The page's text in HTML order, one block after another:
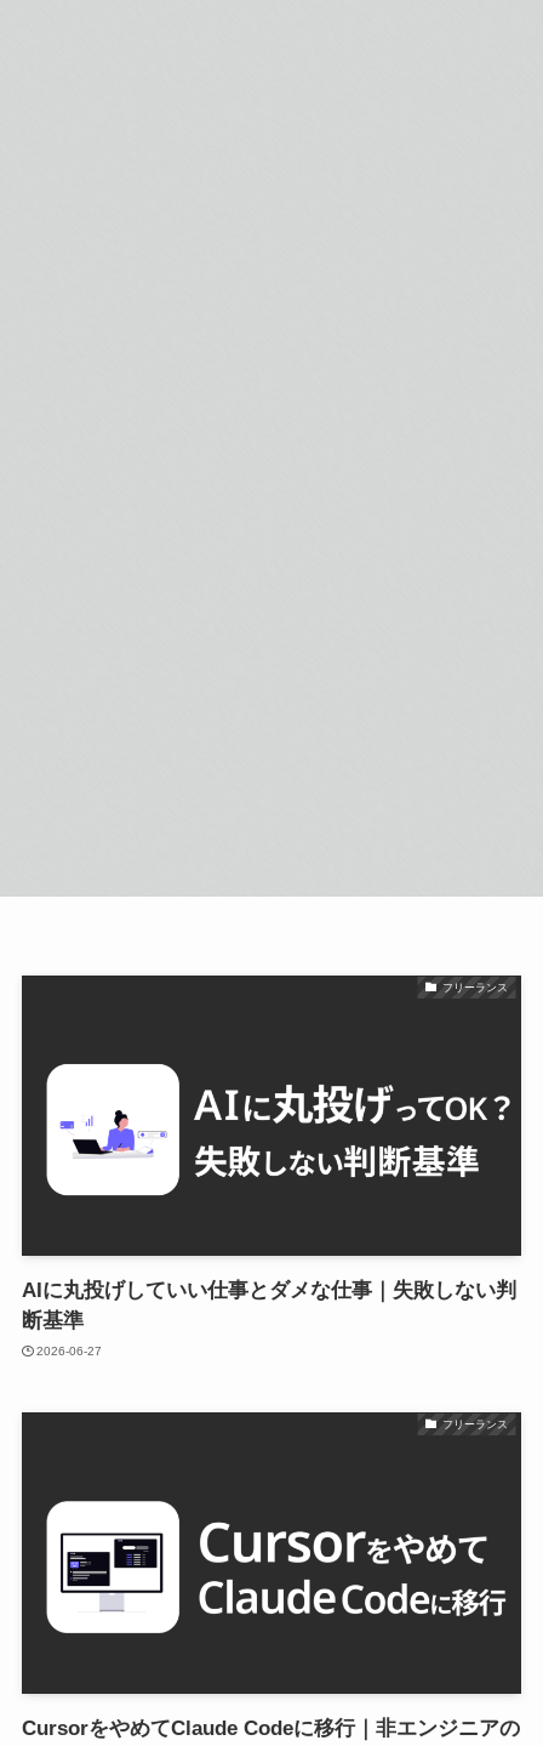
フリーランス
AIに丸投げしていい仕事とダメな仕事｜失敗しない判
断基準
2026-06-27
フリーランス
CursorをやめてClaude Codeに移行｜非エンジニアの